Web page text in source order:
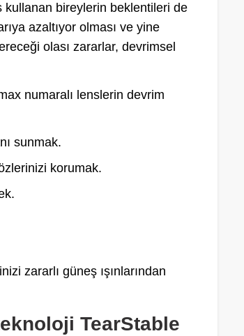
kullanan bireylerin beklentileri de
azaltıyor olması ve yine
olası zararlar, devrimsel
numaralı lenslerin devrim
sunmak.
korumak.
zararlı güneş ışınlarından
TearStable